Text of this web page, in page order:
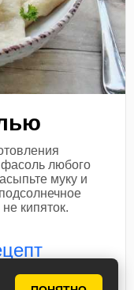
любого
муку и
кипяток.